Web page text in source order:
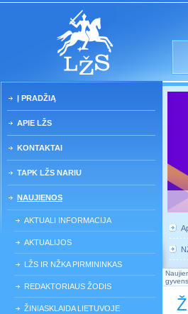
Į PRADŽIĄ
APIE LŽS
KONTAKTAI
TAPK LŽS NARIU
NAUJIENOS
AKTUALI INFORMACIJA
AKTUALIJOS
LŽS IR NŽKA PIRMININKAS
REDAKTORIAUS ŽODIS
ŽINIASKLAIDA LIETUVOJE